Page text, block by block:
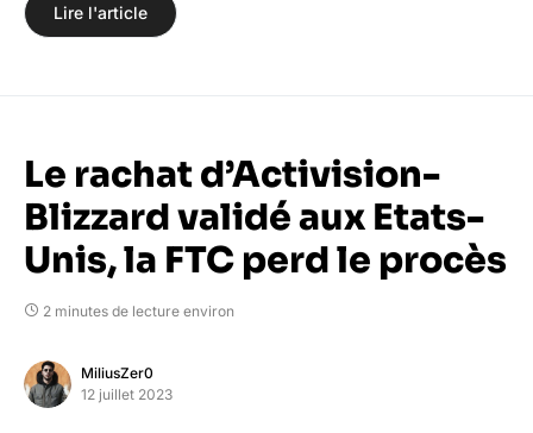
Lire l'article
Le rachat d’Activision-
Blizzard validé aux Etats-
Unis, la FTC perd le procès
2 minutes de lecture environ
MiliusZer0
12 juillet 2023